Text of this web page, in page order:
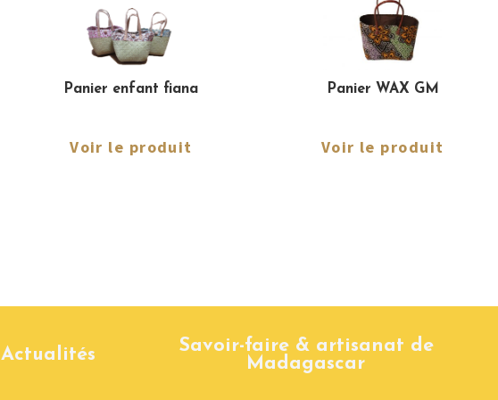
Panier enfant fiana
Voir le produit
Panier WAX GM
Voir le produit
Actualités
Savoir-faire & artisanat de
Madagascar